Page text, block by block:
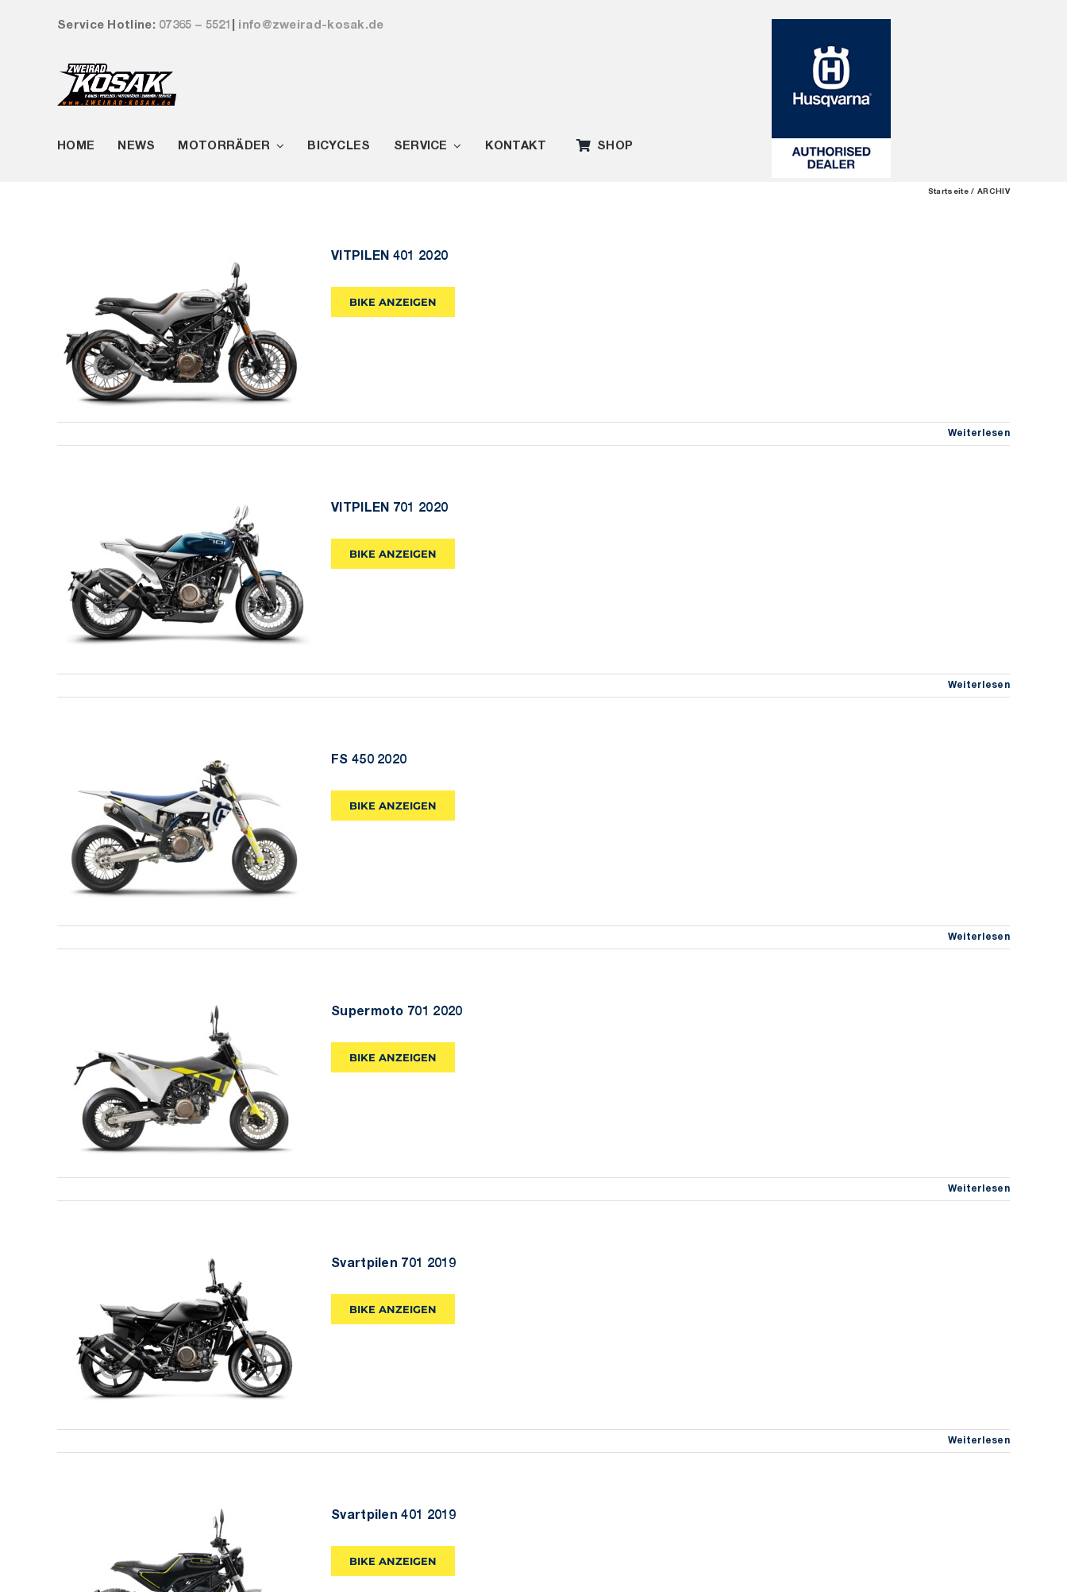
Service Hotline: 07365 – 5521 info@zweirad-kosak.de
HOME NEWS MOTORRÄDER BICYCLES SERVICE KONTAKT SHOP
Startseite ARCHIV
VITPILEN 401 2020
VITPILEN 401 2020
BIKE ANZEIGEN
Weiterlesen
VITPILEN 701 2020
VITPILEN 701 2020
BIKE ANZEIGEN
Weiterlesen
FS 450 2020
FS 450 2020
BIKE ANZEIGEN
Weiterlesen
Supermoto 701 2020
Supermoto 701 2020
BIKE ANZEIGEN
Weiterlesen
Svartpilen 701 2019
Svartpilen 701 2019
BIKE ANZEIGEN
Weiterlesen
Svartpilen 401 2019
BIKE ANZEIGEN